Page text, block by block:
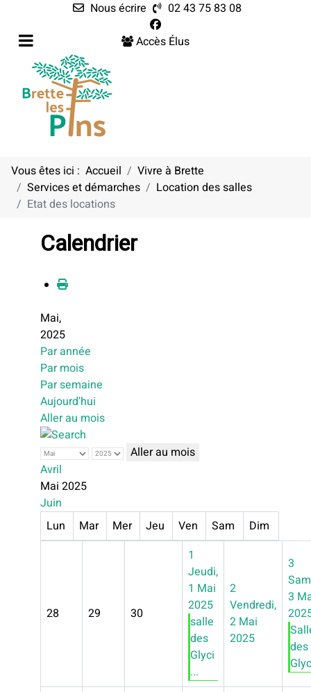
Nous écrire
02 43 75 83 08
Accès Élus
Vous êtes ici : Accueil
Vivre à Brette
Services et démarches
Location des salles
Etat des locations
Calendrier
Mai,
2025
Par année
Par mois
Par semaine
Aujourd'hui
Aller au mois
Aller au mois
Avril
Mai 2025
Juin
Lun
Mar Mer Jeu Ven Sam Dim
28 29 30
1
Jeudi,
1 Mai
2025
salle
des
Glyci
...
2
Vendredi,
2 Mai
2025
3
3
des